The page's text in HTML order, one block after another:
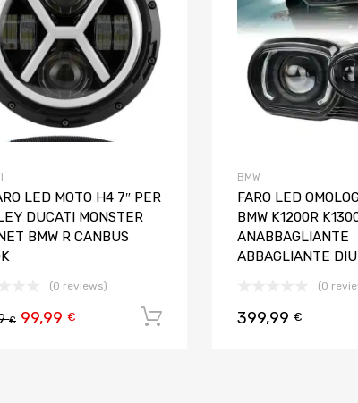
LED MOTO H4 7″ PER
DUCATI MONSTER
BMW R CANBUS
(0 reviews)
€ 99,99 € Aggiungi al carrello
BMW
FARO LED
BMW K1200R
ANABBAGLIANTE
ABBAGLIANTE
(0
399,99 €